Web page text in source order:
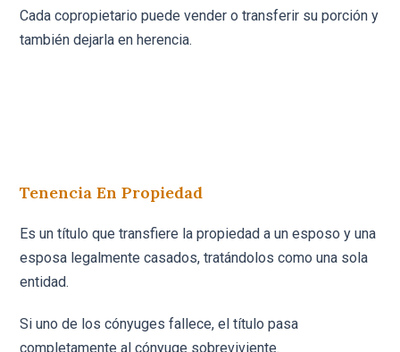
Cada copropietario puede vender o transferir su porción y
también dejarla en herencia.
Tenencia En Propiedad
Es un título que transfiere la propiedad a un esposo y una
esposa legalmente casados, tratándolos como una sola
entidad.
Si uno de los cónyuges fallece, el título pasa
completamente al cónyuge sobreviviente.